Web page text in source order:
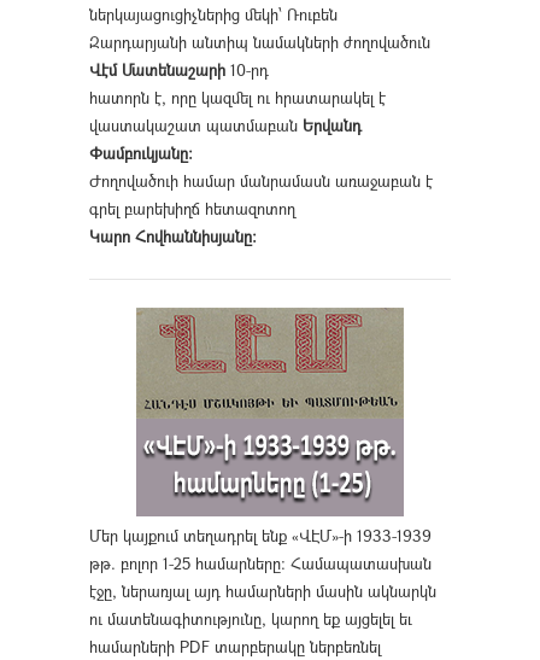
ներկայացուցիչներից մեկի՝ Ռուբեն
Զարդարյանի անտիպ նամակների ժողովածուն
Վէմ Մատենաշարի 10-րդ
հատորն է, որը կազմել ու հրատարակել է
վաստակաշատ պատմաբան Երվանդ
Փամբուկյանը։
Ժողովածուի համար մանրամասն առաջաբան է
գրել բարեխիղճ հետազոտող
Կարո Հովհաննիսյանը։
Մեր կայքում տեղադրել ենք «ՎԷՄ»-ի 1933-1939
թթ. բոլոր 1-25 համարները։ Համապատասխան
էջը, ներառյալ այդ համարների մասին ակնարկն
ու մատենագիտությունը, կարող եք այցելել եւ
համարների PDF տարբերակը ներբեռնել